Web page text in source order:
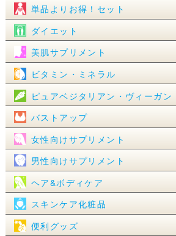
単品よりお得！セット
ダイエット
美肌サプリメント
ビタミン・ミネラル
ピュアベジタリアン・ヴィーガン
バストアップ
女性向けサプリメント
男性向けサプリメント
ヘア&ボディケア
スキンケア化粧品
便利グッズ